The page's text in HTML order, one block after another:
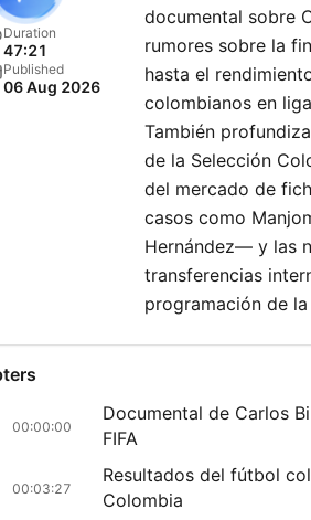
Duration
47:21
Published
06 Aug 2026
documental sobre
rumores sobre la
hasta el
colombianos en
También
de la Selección
del mercado de
casos como
Hernández— y las
transferencias
programación de
00:00:00
Documental de Carlos
FIFA
00:03:27
Resultados del fútbol
Colombia